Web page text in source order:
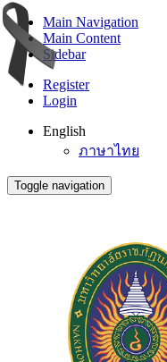
Main Navigation
Main Content
Sidebar
Register
Login
English
ภาษาไทย
Toggle navigation